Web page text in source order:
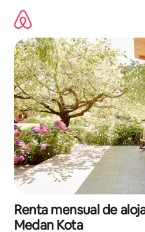
contenido
Renta mensual de
Medan Kota